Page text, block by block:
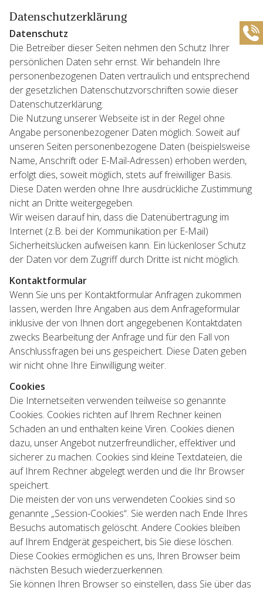
Datenschutzerklärung
Datenschutz
Die Betreiber dieser Seiten nehmen den Schutz Ihrer
persönlichen Daten sehr ernst. Wir behandeln Ihre
personenbezogenen Daten vertraulich und entsprechend
der gesetzlichen Datenschutzvorschriften sowie dieser
Datenschutzerklärung.
Die Nutzung unserer Webseite ist in der Regel ohne
Angabe personenbezogener Daten möglich. Soweit auf
unseren Seiten personenbezogene Daten (beispielsweise
Name, Anschrift oder E-Mail-Adressen) erhoben werden,
erfolgt dies, soweit möglich, stets auf freiwilliger Basis.
Diese Daten werden ohne Ihre ausdrückliche Zustimmung
nicht an Dritte weitergegeben.
Wir weisen darauf hin, dass die Datenübertragung im
Internet (z.B. bei der Kommunikation per E-Mail)
Sicherheitslücken aufweisen kann. Ein lückenloser Schutz
der Daten vor dem Zugriff durch Dritte ist nicht möglich.
Kontaktformular
Wenn Sie uns per Kontaktformular Anfragen zukommen
lassen, werden Ihre Angaben aus dem Anfrageformular
inklusive der von Ihnen dort angegebenen Kontaktdaten
zwecks Bearbeitung der Anfrage und für den Fall von
Anschlussfragen bei uns gespeichert. Diese Daten geben
wir nicht ohne Ihre Einwilligung weiter.
Cookies
Die Internetseiten verwenden teilweise so genannte
Cookies. Cookies richten auf Ihrem Rechner keinen
Schaden an und enthalten keine Viren. Cookies dienen
dazu, unser Angebot nutzerfreundlicher, effektiver und
sicherer zu machen. Cookies sind kleine Textdateien, die
auf Ihrem Rechner abgelegt werden und die Ihr Browser
speichert.
Die meisten der von uns verwendeten Cookies sind so
genannte „Session-Cookies“. Sie werden nach Ende Ihres
Besuchs automatisch gelöscht. Andere Cookies bleiben
auf Ihrem Endgerät gespeichert, bis Sie diese löschen.
Diese Cookies ermöglichen es uns, Ihren Browser beim
nächsten Besuch wiederzuerkennen.
Sie können Ihren Browser so einstellen, dass Sie über das